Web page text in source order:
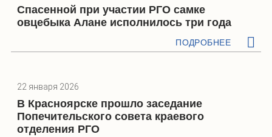
Спасенной при участии РГО самке
овцебыка Алане исполнилось три года
ПОДРОБНЕЕ
22 января 2026
В Красноярске прошло заседание
Попечительского совета краевого
отделения РГО